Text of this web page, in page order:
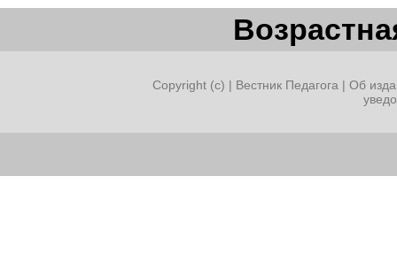
Copyright (c) | Вестник Педагога | Об